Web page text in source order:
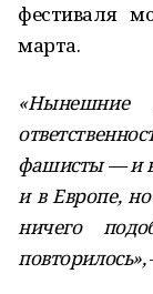
фестиваля
марта.
«Нынешние
фашисты — и
и в Европе,
ничего
повторилось»,